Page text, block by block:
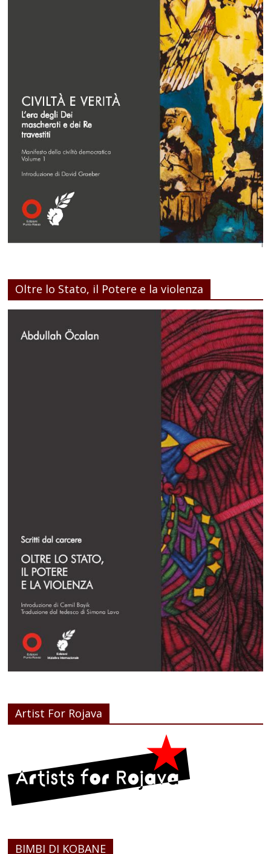
Oltre lo Stato, il Potere e la violenza
Artist For Rojava
BIMBI DI KOBANE